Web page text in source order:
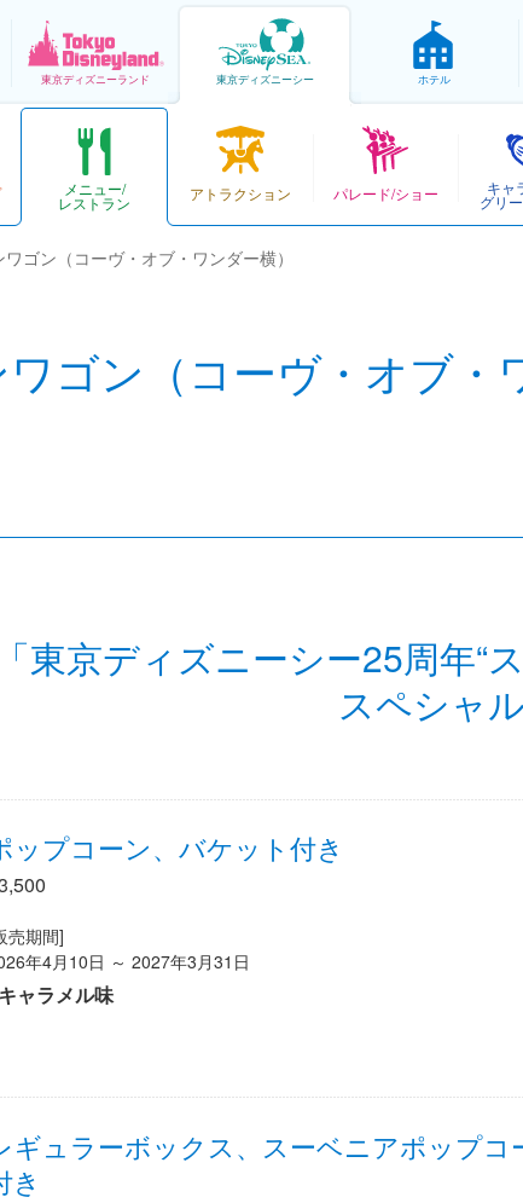
東京ディズニーランド 東京ディズニーシー ホテル
メニュー/
レストラン アトラクション パレード/ショー キャ
グリ
ゴン（コーヴ・オブ・ワンダー横）
ゴン（コーヴ・オブ・
「東京ディズニーシー25周年“
スペシャ
ップコーン、バケット付き
売期間]
年4月10日 ～ 2027年3月31日
ャラメル味
ギュラーボックス、スーベニアポップコ
き